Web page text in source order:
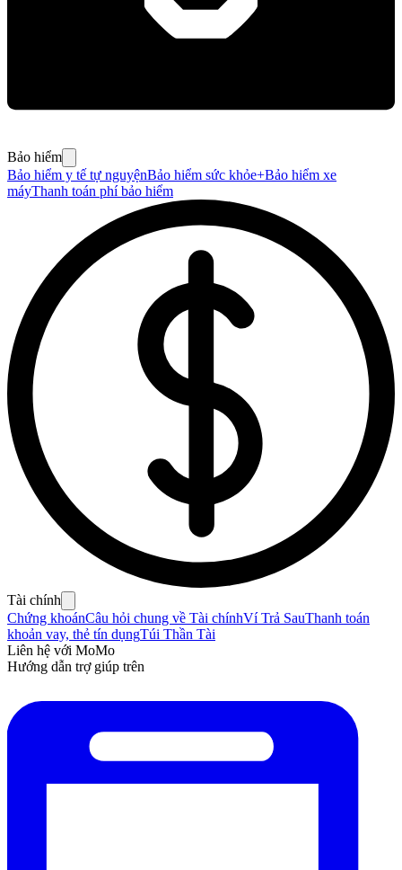
Bảo hiểm
Bảo hiểm y tế tự nguyệnBảo hiểm sức khỏe+Bảo hiểm xe
máyThanh toán phí bảo hiểm
Tài chính
Chứng khoánCâu hỏi chung về Tài chínhVí Trả SauThanh toán
khoản vay, thẻ tín dụngTúi Thần Tài
Liên hệ với MoMo
Hướng dẫn trợ giúp trên